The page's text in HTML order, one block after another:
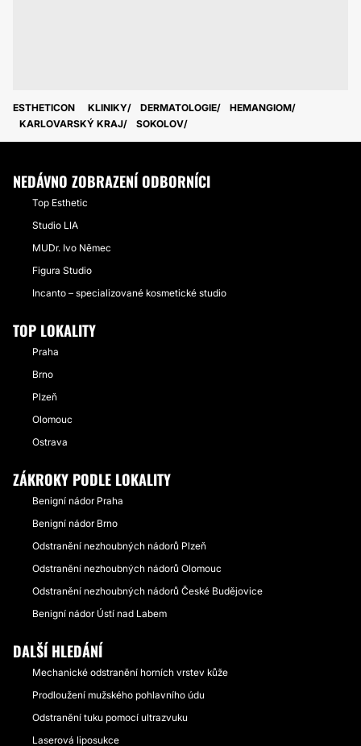
ESTHETICON KLINIKY DERMATOLOGIE
HEMANGIOM
KARLOVARSKÝ KRAJ
SOKOLOV
NEDÁVNO ZOBRAZENÍ ODBORNÍCI
Top Esthetic
Studio LIA
MUDr. Ivo Němec
Figura Studio
Incanto – specializované kosmetické studio
TOP LOKALITY
Praha
Brno
Plzeň
Olomouc
Ostrava
ZÁKROKY PODLE LOKALITY
Benigní nádor Praha
Benigní nádor Brno
Odstranění nezhoubných nádorů Plzeň
Odstranění nezhoubných nádorů Olomouc
Odstranění nezhoubných nádorů České Budějovice
Benigní nádor Ústí nad Labem
DALŠÍ HLEDÁNÍ
Mechanické odstranění horních vrstev kůže
Prodloužení mužského pohlavního údu
Odstranění tuku pomocí ultrazvuku
Laserová liposukce